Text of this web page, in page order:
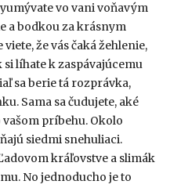
vo vani voňavým
a bodkou za krásnym
že vás čaká žehlenie,
si líhate k zaspávajúcemu
sa berie tá rozprávka,
Sama sa čudujete, aké
príbehu. Okolo
siedmi snehuliaci.
kráľovstve a slimák
No jednoducho je to